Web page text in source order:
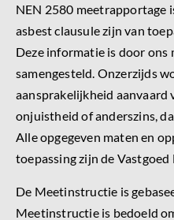
NEN 2580 meetrapportage
asbest clausule zijn van
Deze informatie is door ons
samengesteld. Onzerzijds
aansprakelijkheid aanvaard
onjuistheid of anderszins,
Alle opgegeven maten en
toepassing zijn de
De Meetinstructie is
Meetinstructie is bedoeld